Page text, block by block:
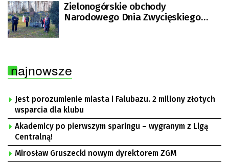
Zielonogórskie obchody
Narodowego Dnia Zwycięskiego
najnowsze
Jest porozumienie miasta i Falubazu. 2 miliony złotych
wsparcia dla klubu
Akademicy po pierwszym sparingu – wygranym z Ligą
Centralną!
Mirosław Gruszecki nowym dyrektorem ZGM